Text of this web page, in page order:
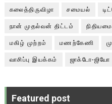
கலைத்திருவிழா சமையல்
நான் முதல்வன் திட்டம்
மகிழ் முற்றம் மணற்கேணி
வாசிப்பு இயக்கம் ஜாக்டோ-ஜியோ
Featured post